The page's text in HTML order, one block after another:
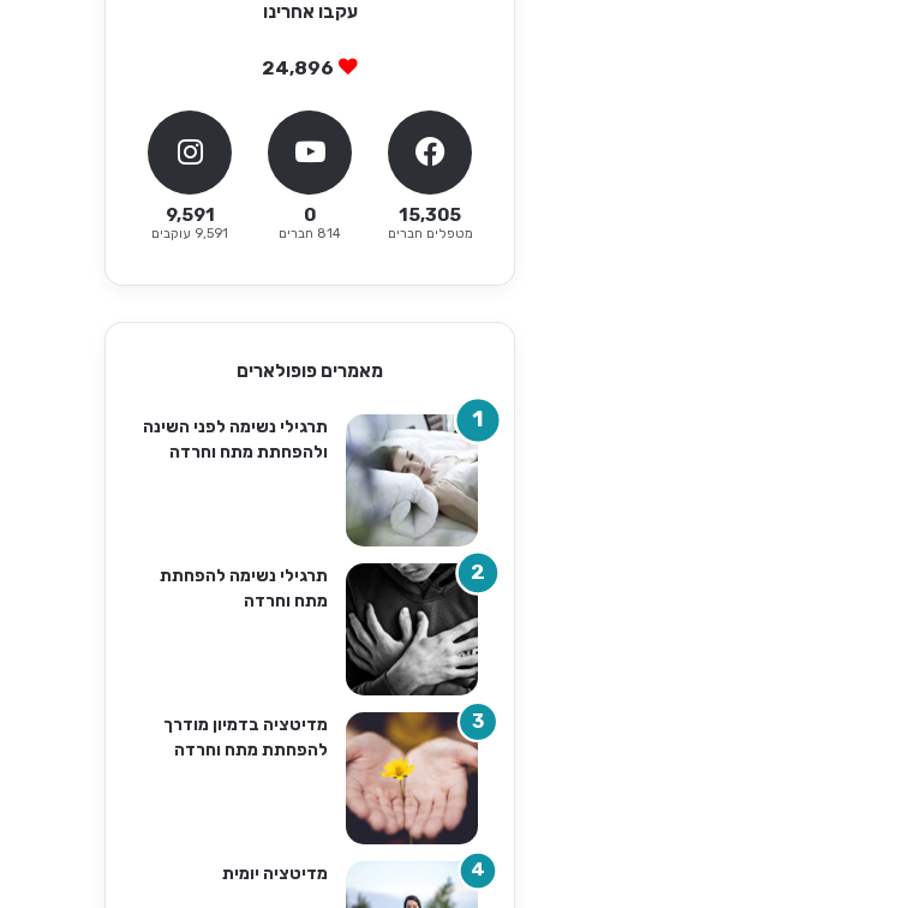
עקבו אחרינו
24,896
15,305
מטפלים חברים
0
814 חברים
9,591
9,591 עוקבים
מאמרים פופולארים
תרגילי נשימה לפני השינה
ולהפחתת מתח וחרדה
תרגילי נשימה להפחתת
מתח וחרדה
מדיטציה בדמיון מודרך
להפחתת מתח וחרדה
מדיטציה יומית